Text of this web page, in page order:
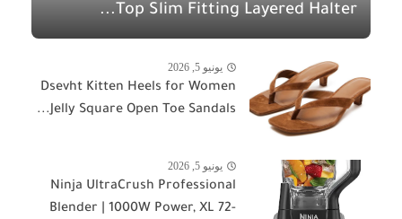
Top Slim Fitting Layered Halter...
يونيو 5, 2026
Dsevht Kitten Heels for Women
Jelly Square Open Toe Sandals...
يونيو 5, 2026
Ninja UltraCrush Professional
Blender | 1000W Power, XL 72-